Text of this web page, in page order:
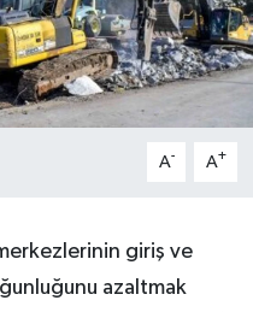
A- A+
giriş ve
azaltmak